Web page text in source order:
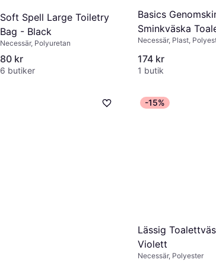
Soft Spell Large Toiletry
Bag - Black
Necessär, Polyuretan
80 kr
6 butiker
Basics
Sminkväska
- Klar
Necessär, Plast,
174 kr
1 butik
-15%
Lässig
Violett
Necessär, Polyester